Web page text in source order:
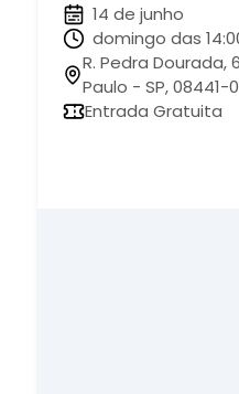
14 de junho
domingo das
R. Pedra Dourada,
Paulo - SP, 08441-
Entrada Gratuita